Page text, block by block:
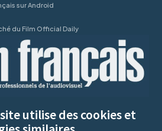
sur Android
du Film Official Daily
site utilise des cookies et